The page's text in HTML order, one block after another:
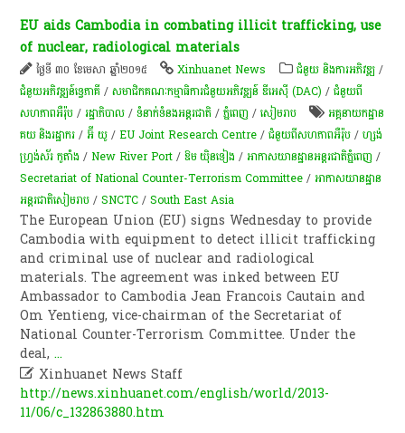
EU aids Cambodia in combating illicit trafficking, use
of nuclear, radiological materials
ថ្ងៃទី ៣០ ខែមេសា ឆ្នាំ២០១៥ Xinhuanet News ជំនួយ និងការអភិវឌ្ឍ /
ជំនួយអភិវឌ្ឍន៍ទ្វេភាគី /សមាជិកគណៈកម្មាធិការជំនួយអភិវឌ្ឍន៍ ឌីអេស៊ី (DAC) /ជំនួយពី
សហភាពអឺរ៉ុប /រដ្ឋាភិបាល /ទំនាក់ទំនងអន្តរជាតិ /ភ្នំពេញ /សៀមរាប
អគ្គនាយក​ដ្ឋាន​
គយ និង​រដ្ឋាករ​ /អ៊ី យូ /EU Joint Research Centre /ជំនួយពីសហភាពអឺរ៉ុប /ហ្សង់
ហ្វ្រង់ស័រ កូតាំង/New River Port /ឱម យ៉ិន​ទៀង /អាកាសយានដ្ឋានអន្តរជាតិភ្នំពេញ /
Secretariat of National Counter-Terrorism Committee /អាកាសយានដ្ឋាន
អន្តរជាតិសៀមរាប /SNCTC /South East Asia
The European Union (EU) signs Wednesday to provide
Cambodia with equipment to detect illicit trafficking
and criminal use of nuclear and radiological
materials. The agreement was inked between EU
Ambassador to Cambodia Jean Francois Cautain and
Om Yentieng, vice-chairman of the Secretariat of
National Counter-Terrorism Committee. Under the
deal,...
 Xinhuanet News Staff
http://news.xinhuanet.com/english/world/2013-
11/06/c_132863880.htm